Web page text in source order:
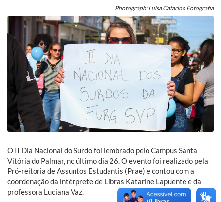
Photograph: Luísa Catarino Fotografia
O II Dia Nacional do Surdo foi lembrado pelo Campus Santa
Vitória do Palmar, no último dia 26. O evento foi realizado pela
Pró-reitoria de Assuntos Estudantis (Prae) e contou com a
coordenação da intérprete de Libras Katarine Lapuente e da
professora Luciana Vaz.